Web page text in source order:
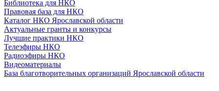
Библиотека для НКО
Правовая база для НКО
Каталог НКО Ярославской области
Актуальные гранты и конкурсы
Лучшие практики НКО
Телеэфиры НКО
Радиоэфиры НКО
Видеоматериалы
База благотворительных организаций Ярославской области